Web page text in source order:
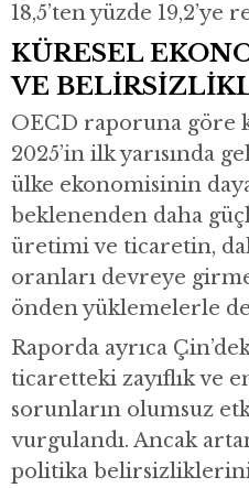
18,5’ten yüzde 19,2’ye
KÜRESEL
VE
OECD raporuna göre
2025’in ilk yarısında
ülke ekonomisinin
beklenenden daha
üretimi ve ticaretin,
oranları devreye
önden yüklemelerle
Raporda ayrıca
ticaretteki zayıflık ve
sorunların olumsuz
vurgulandı. Ancak
politika